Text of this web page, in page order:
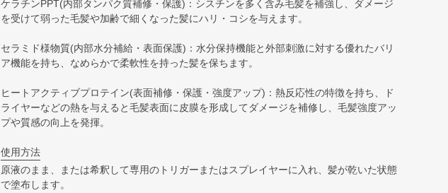
ケラチンPPT(内部タンパク質補修・保護)：シスチンを多く含み毛髪を補強し、ダメージ
を受けて弱った毛髪や加齢で細くなった髪にハリ・コシを与えます。
セラミド様物質(内部水分補給・表面保護)：水分保持機能と外部刺激に対する優れたバリ
ア機能を持ち、なめらかで柔軟性を持った髪を保ちます。
ヒートアクティブプロテイン(表面補修・保護・強度アップ)：熱反応性の特徴を持ち、ド
ライヤーなどの熱を与えると毛髪表面に皮膜を形成してダメージを補修し、毛髪強度アッ
プや質感の向上を発揮。
使用方法
原液のまま、または希釈して専用のトリガーまたはスプレイヤーに入れ、髪が乾いた状態
で塗布します。